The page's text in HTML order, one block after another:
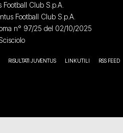
Club S.p.A.
Football Club S.p.A.
n° 97/25 del 02/10/2025
RISULTATI JUVENTUS LINK UTILI RSS FEED